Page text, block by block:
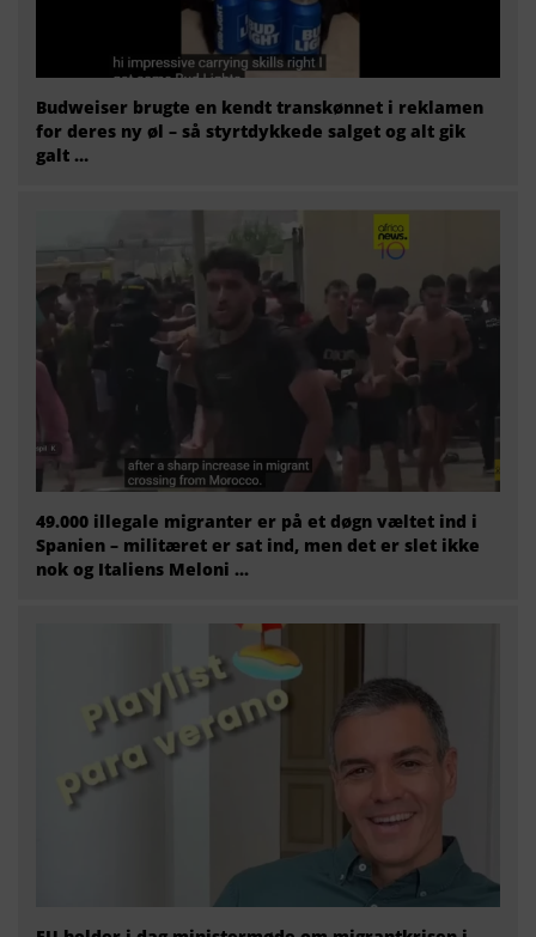
Budweiser brugte en kendt transkønnet i reklamen
for deres ny øl – så styrtdykkede salget og alt gik
galt …
49.000 illegale migranter er på et døgn væltet ind i
Spanien – militæret er sat ind, men det er slet ikke
nok og Italiens Meloni ...